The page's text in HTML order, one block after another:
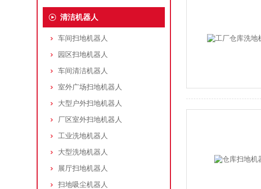
清洁机器人
车间扫地机器人
园区扫地机器人
车间清洁机器人
室外广场扫地机器人
大型户外扫地机器人
厂区室外扫地机器人
工业洗地机器人
大型洗地机器人
展厅扫地机器人
扫地吸尘机器人